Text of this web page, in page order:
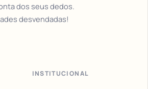
dos seus dedos.
desvendadas!
INSTITUCIONAL